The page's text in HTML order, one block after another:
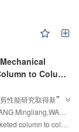
to Column
Buildings
性能研究取得新进
的静力加载试验，分
律，并基于
”
element analysis;shear capacity;shear stiffness